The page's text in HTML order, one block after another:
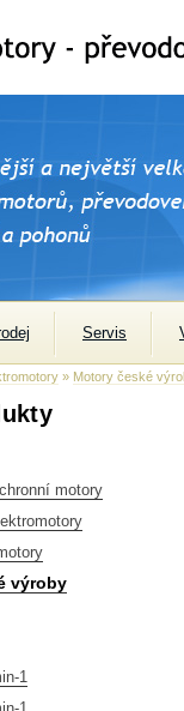
Servis
» Motory české
motory
výroby
1